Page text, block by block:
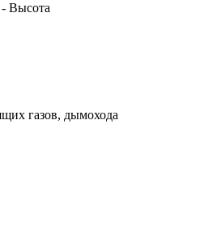
Высота
газов, дымохода